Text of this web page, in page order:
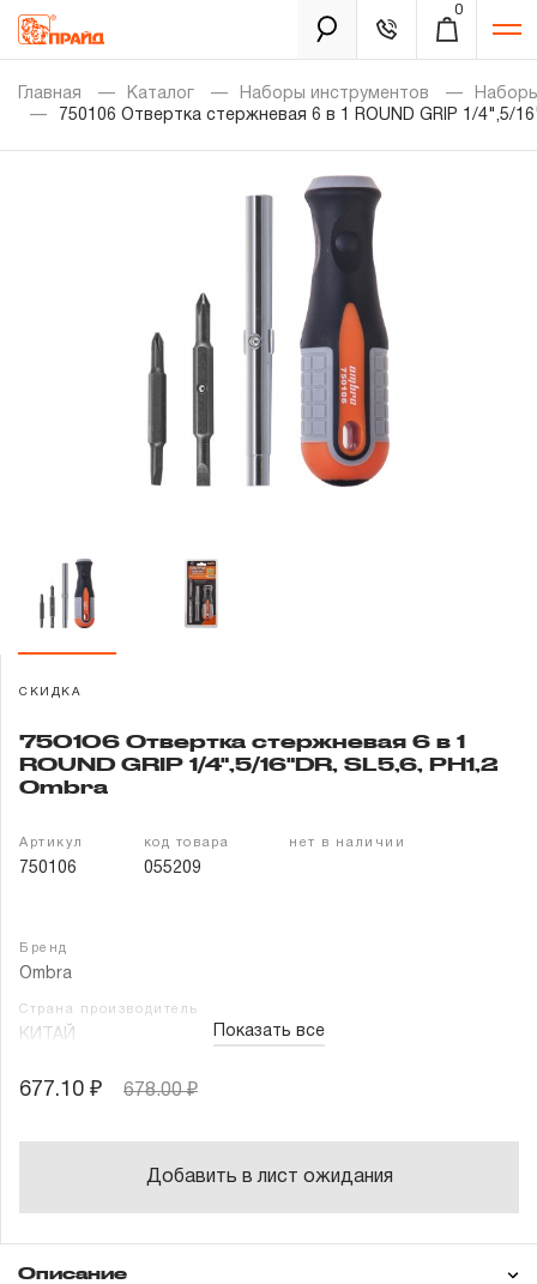
0
Каталог
Уцененный товар
Гарантия и сервис
Доставка и оплата
Партнерам
Контакты
Забыли пароль?
Главная Каталог Наборы инструментов
750106 Отвертка стержневая 6 в 1 ROUND GRIP 1/4",5/
СКИДКА
750106 Отвертка стержневая 6 в 1
ROUND GRIP 1/4",5/16"DR, SL5,6, PH1,2
Ombra
Артикул
750106
код товара
055209
нет в наличии
Бренд
Ombra
Страна производитель
КИТАЙ Показать все
677.10 ₽ 678.00 ₽
Добавить в лист ожидания
Описание